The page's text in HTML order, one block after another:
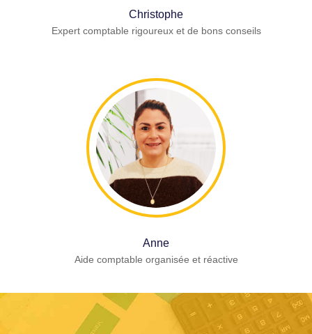
Christophe
Expert comptable rigoureux et de bons conseils
Anne
Aide comptable organisée et réactive